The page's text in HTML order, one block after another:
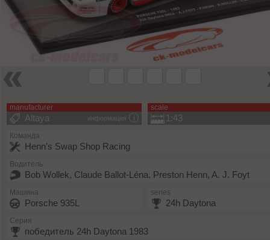
manufacturer
информация
Altaya
scale
1:43
Команда
Henn's Swap Shop Racing
Водитель
Bob Wollek, Claude Ballot-Léna, Preston Henn, A. J. Foyt
Машина
Porsche 935L
series
24h Daytona
Серия
победитель 24h Daytona 1983